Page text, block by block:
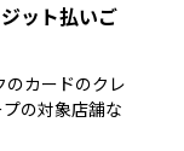
ット払いご
のカードのクレ
の対象店舗な